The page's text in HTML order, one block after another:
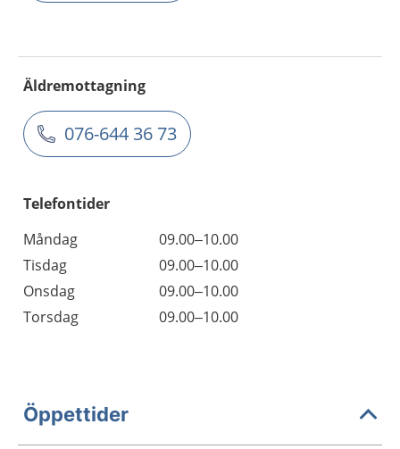
Äldremottagning
076-644 36 73
Telefontider
Måndag
09.00–10.00
Tisdag
09.00–10.00
Onsdag
09.00–10.00
Torsdag
09.00–10.00
Öppettider